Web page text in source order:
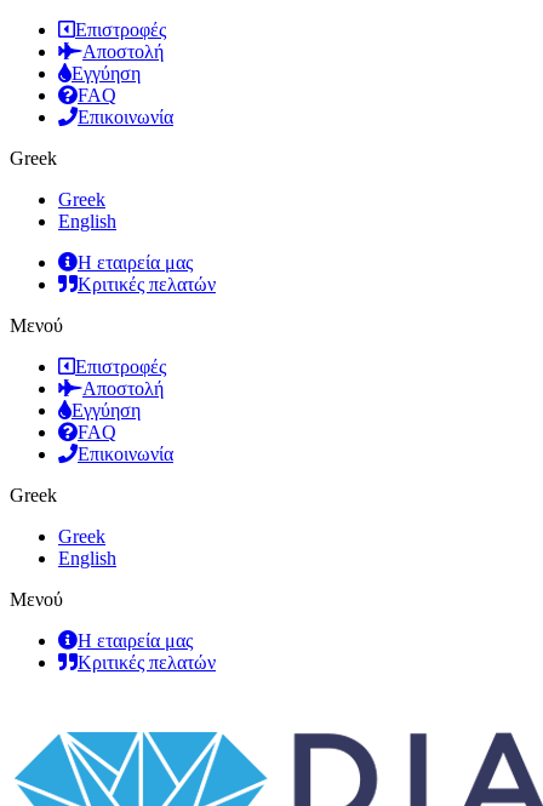
Επιστροφές
Αποστολή
Εγγύηση
FAQ
Επικοινωνία
Greek
Greek
English
Η εταιρεία μας
Κριτικές πελατών
Μενού
Επιστροφές
Αποστολή
Εγγύηση
FAQ
Επικοινωνία
Greek
Greek
English
Μενού
Η εταιρεία μας
Κριτικές πελατών